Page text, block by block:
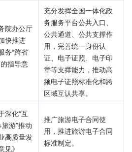
院办公厅
快推进
务“跨省
指导意
充分发挥全国一体化政
务服务平台公共入口、
公共通道、公共支撑作
用，完善统一身份认
证、电子证照、电子印
章等支撑能力，推动高
频电子证照标准化和跨
区域互认共享。
深化“互
游”推动
高质量发
见》
推广旅游电子合同使
用，推进旅游电子合同
标准制定。